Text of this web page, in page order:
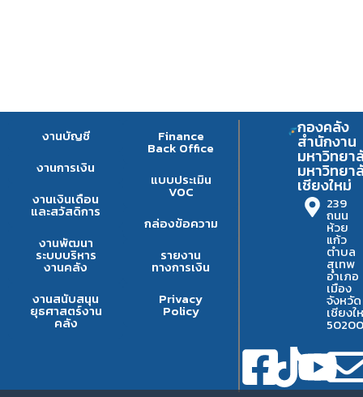
งานบัญชี
งานการเงิน
งานเงินเดือน
และสวัสดิการ
งานพัฒนา
ระบบบริหาร
งานคลัง
งานสนับสนุน
ยุธศาสตร์งาน
คลัง
Finance
Back Office
แบบประเมิน
VOC
กล่องข้อความ
รายงาน
ทางการเงิน
Privacy
Policy
กองคลัง
สำนักงาน
มหาวิทยา
มหาวิทยา
เชียงใหม่
239
ถนน
ห้วย
แก้ว
ตำบล
สุเทพ
อำเภอ
เมือง
จังหวัด
เชียงใ
50200